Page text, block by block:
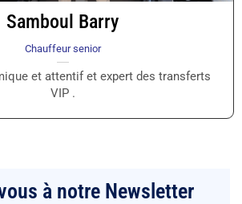
Samboul Barry
Chauffeur senior
et attentif et expert des transferts
VIP .
à notre Newsletter